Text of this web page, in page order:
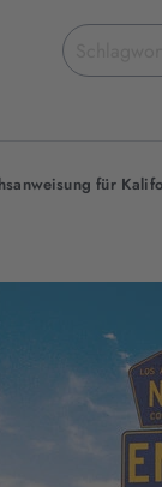
Suchbegriff
eingeben
für